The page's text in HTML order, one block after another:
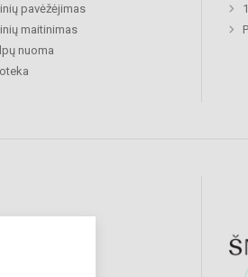
pavėžėjimas
maitinimas
nuoma